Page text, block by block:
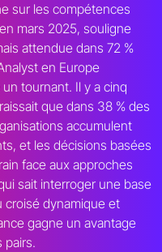
sur les compétences
mars 2025, souligne
attendue dans 72 %
en Europe
tournant. Il y a cinq
que dans 38 % des
accumulent
et les décisions basées
face aux approches
sait interroger une base
croisé dynamique et
gagne un avantage
pairs.